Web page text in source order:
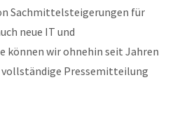
Sachmittelsteigerungen für
neue IT und
können wir ohnehin seit Jahren
vollständige Pressemitteilung